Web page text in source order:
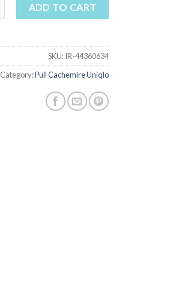
ADD TO CART
SKU:IR-44360634
Category:Pull Cachemire Uniqlo